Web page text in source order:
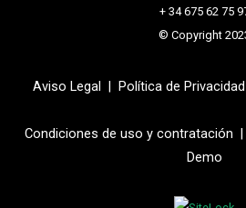
+ 34 675 62 75
© Copyright
Aviso Legal | Política de Privacidad
Condiciones de uso y contratación |
Demo